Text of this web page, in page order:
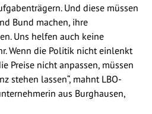
Und diese müssen
Bund machen, ihre
Uns helfen auch keine
Wenn die Politik nicht einlenkt
Preise nicht anpassen, müssen
stehen lassen“, mahnt LBO-
aus Burghausen,